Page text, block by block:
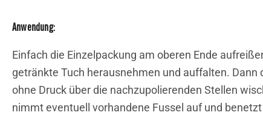
Anwendung:
Einfach die Einzelpackung am oberen Ende
getränkte Tuch herausnehmen und auffalten. Dann
ohne Druck über die nachzupolierenden Stellen
nimmt eventuell vorhandene Fussel auf und